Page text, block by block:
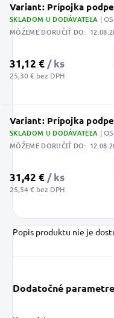
Variant: Prípojka
SKLADOM U DODÁVATEĽA |
MÔŽEME DORUČIŤ DO:
31,12 € / ks
25,30 € bez DPH
Variant: Prípojka
SKLADOM U DODÁVATEĽA |
MÔŽEME DORUČIŤ DO:
31,42 € / ks
25,54 € bez DPH
Popis produktu nie je
Dodatočné parametre